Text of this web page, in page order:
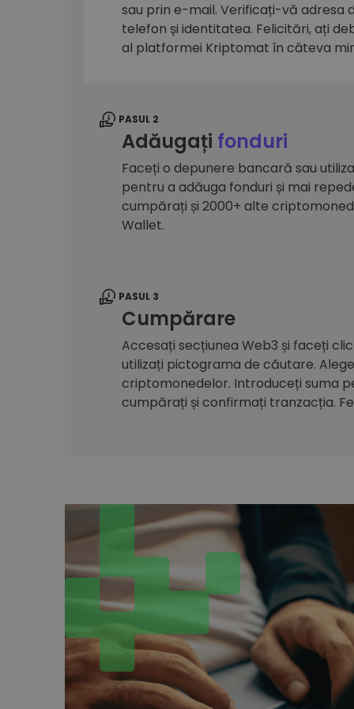
Explorator de investiții
Găsește-ți strategia cripto
sau prin e-mail. Verificați-vă adresa
telefon și identitatea. Felicitări, ați
al platformei Kriptomat în câteva
PASUL 2
Adăugați fonduri
Faceți o depunere bancară sau
pentru a adăuga fonduri și mai
cumpărați și 2000+ alte
Wallet.
PASUL 3
Cumpărare
Accesați secțiunea Web3 și faceți
utilizați pictograma de căutare.
criptomonedelor. Introduceți suma
cumpărați și confirmați tranzacția.